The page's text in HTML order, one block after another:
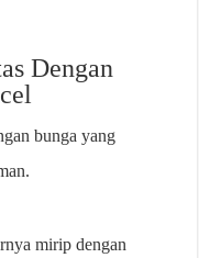
Dengan
bunga yang
mirip dengan